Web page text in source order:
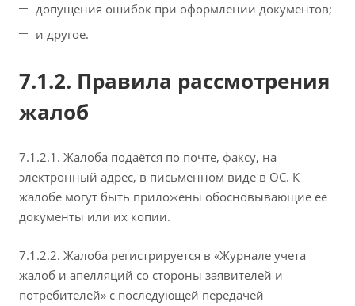
допущения ошибок при оформлении документов;
и другое.
7.1.2. Правила рассмотрения
жалоб
7.1.2.1. Жалоба подаётся по почте, факсу, на
электронный адрес, в письменном виде в ОС. К
жалобе могут быть приложены обосновывающие ее
документы или их копии.
7.1.2.2. Жалоба регистрируется в «Журнале учета
жалоб и апелляций со стороны заявителей и
потребителей» с последующей передачей